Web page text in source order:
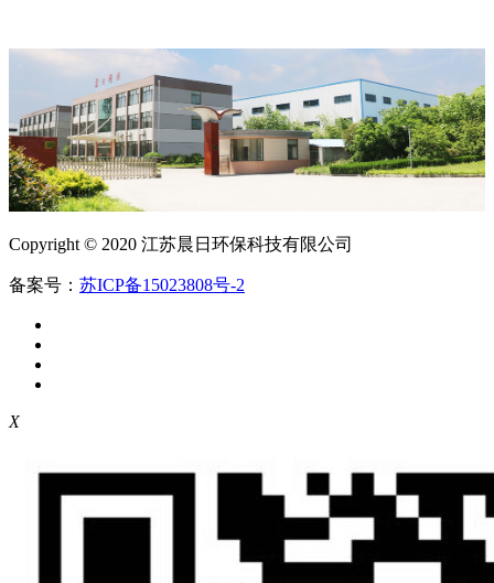
Copyright © 2020 江苏晨日环保科技有限公司
备案号： 苏ICP备15023808号-2
X